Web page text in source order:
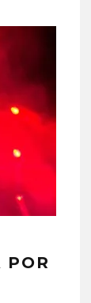
POR